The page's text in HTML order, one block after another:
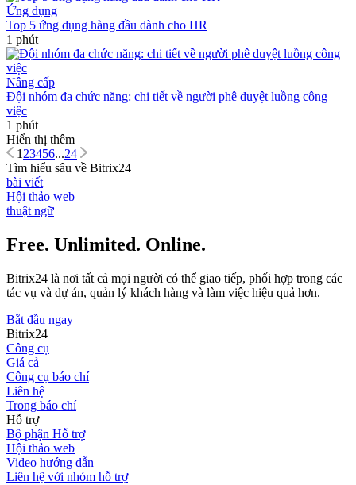
Ứng dụng
Top 5 ứng dụng hàng đầu dành cho HR
1 phút
Nâng cấp
Đội nhóm đa chức năng: chi tiết về người phê duyệt luồng công
việc
1 phút
Hiển thị thêm
123456...24
Tìm hiểu sâu về Bitrix24
bài viết
Hội thảo web
thuật ngữ
Free. Unlimited. Online.
Bitrix24 là nơi tất cả mọi người có thể giao tiếp, phối hợp trong các
tác vụ và dự án, quản lý khách hàng và làm việc hiệu quả hơn.
Bắt đầu ngay
Bitrix24
Công cụ
Giá cả
Công cụ báo chí
Liên hệ
Trong báo chí
Hỗ trợ
Bộ phận Hỗ trợ
Hội thảo web
Video hướng dẫn
Liên hệ với nhóm hỗ trợ